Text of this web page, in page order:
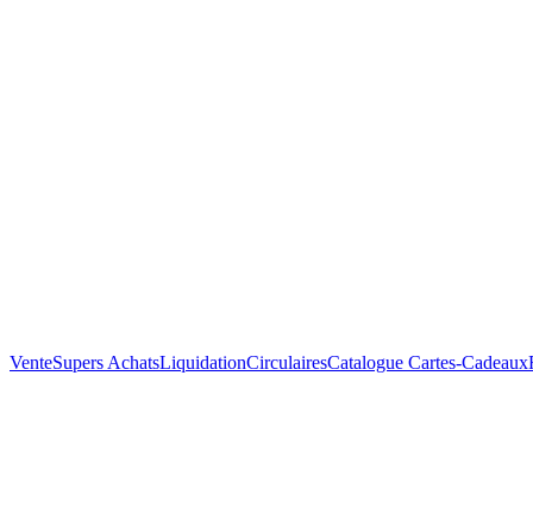
VenteSupers AchatsLiquidationCirculairesCatalogue Cartes-Cadeaux